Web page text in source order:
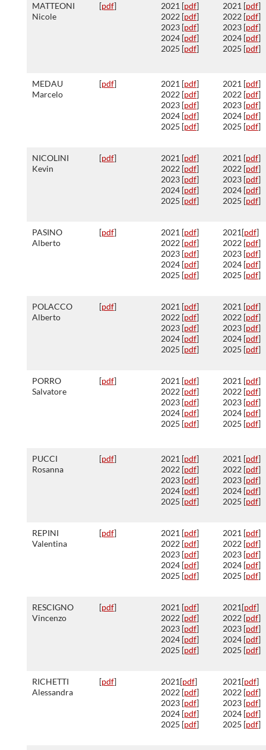
MATTEONI
Nicole
[pdf] 2021 [pdf]
2022 [pdf]
2023 [pdf]
2024 [pdf]
2025 [pdf]
2021 [pdf]
2022 [pdf]
2023 [pdf]
2024 [pdf]
2025 [pdf]
MEDAU
Marcelo
[pdf] 2021 [pdf]
2022 [pdf]
2023 [pdf]
2024 [pdf]
2025 [pdf]
2021 [pdf]
2022 [pdf]
2023 [pdf]
2024 [pdf]
2025 [pdf]
NICOLINI
Kevin
[pdf] 2021 [pdf]
2022 [pdf]
2023 [pdf]
2024 [pdf]
2025 [pdf]
2021 [pdf]
2022 [pdf]
2023 [pdf]
2024 [pdf]
2025 [pdf]
PASINO
Alberto
[pdf] 2021 [pdf]
2022 [pdf]
2023 [pdf]
2024 [pdf]
2025 [pdf]
2021[pdf]
2022 [pdf]
2023 [pdf]
2024 [pdf]
2025 [pdf]
POLACCO
Alberto
[pdf] 2021 [pdf]
2022 [pdf]
2023 [pdf]
2024 [pdf]
2025 [pdf]
2021 [pdf]
2022 [pdf]
2023 [pdf]
2024 [pdf]
2025 [pdf]
PORRO
Salvatore
[pdf] 2021 [pdf]
2022 [pdf]
2023 [pdf]
2024 [pdf]
2025 [pdf]
2021 [pdf]
2022 [pdf]
2023 [pdf]
2024 [pdf]
2025 [pdf]
PUCCI
Rosanna
[pdf] 2021 [pdf]
2022 [pdf]
2023 [pdf]
2024 [pdf]
2025 [pdf]
2021 [pdf]
2022 [pdf]
2023 [pdf]
2024 [pdf]
2025 [pdf]
REPINI
Valentina
[pdf] 2021 [pdf]
2022 [pdf]
2023 [pdf]
2024 [pdf]
2025 [pdf]
2021 [pdf]
2022 [pdf]
2023 [pdf]
2024 [pdf]
2025 [pdf]
RESCIGNO
Vincenzo
[pdf] 2021 [pdf]
2022 [pdf]
2023 [pdf]
2024 [pdf]
2025 [pdf]
2021[pdf]
2022 [pdf]
2023 [pdf]
2024 [pdf]
2025 [pdf]
RICHETTI
Alessandra
[pdf] 2021[pdf]
2022 [pdf]
2023 [pdf]
2024 [pdf]
2025 [pdf]
2021[pdf]
2022 [pdf]
2023 [pdf]
2024 [pdf]
2025 [pdf]